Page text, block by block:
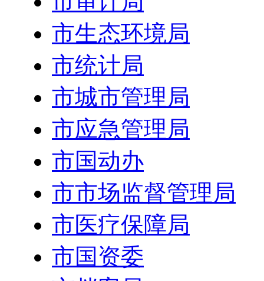
市生态环境局
市统计局
市城市管理局
市应急管理局
市国动办
市市场监督管理局
市医疗保障局
市国资委